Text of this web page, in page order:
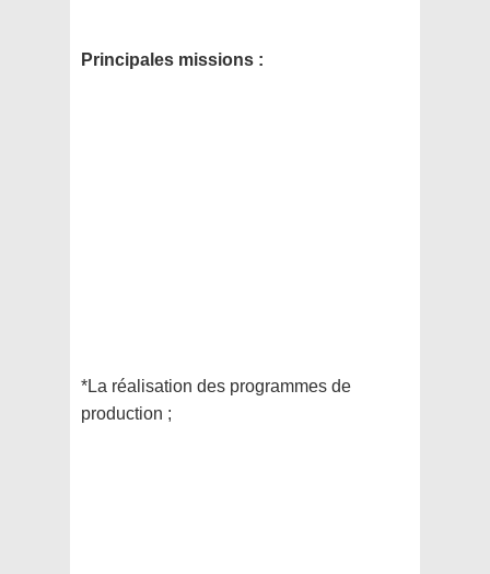
Principales missions :
*La réalisation des programmes de
production ;